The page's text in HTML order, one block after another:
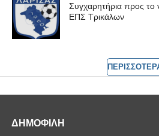
Συγχαρητήρια προς το
ΕΠΣ Τρικάλων
ΔΗΜΟΦΙΛΗ